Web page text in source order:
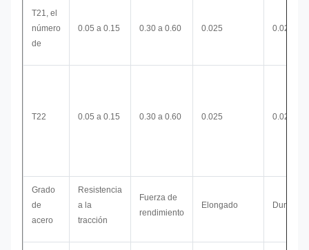
T21, el
número
de
0.05 a 0.15 0.30 a 0.60 0.025 0.025
T22 0.05 a 0.15 0.30 a 0.60 0.025 0.025
Grado
de
acero
Resistencia
a la
tracción
Fuerza de
rendimiento
Elongado Dureza